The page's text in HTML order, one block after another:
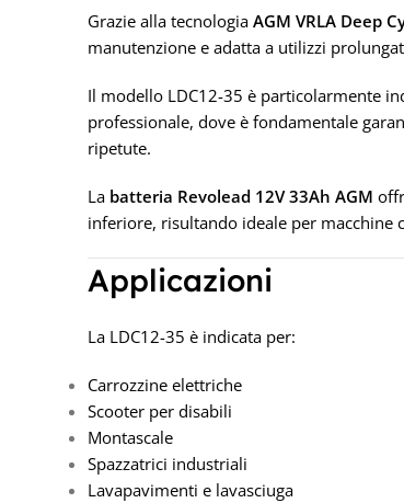
Grazie alla tecnologia AGM VRLA Deep
manutenzione e adatta a utilizzi
Il modello LDC12-35 è particolarmente
professionale, dove è fondamentale
ripetute.
La batteria Revolead 12V 33Ah AGM
inferiore, risultando ideale per macchine
Applicazioni
La LDC12-35 è indicata per:
Carrozzine elettriche
Scooter per disabili
Montascale
Spazzatrici industriali
Lavapavimenti e lavasciuga